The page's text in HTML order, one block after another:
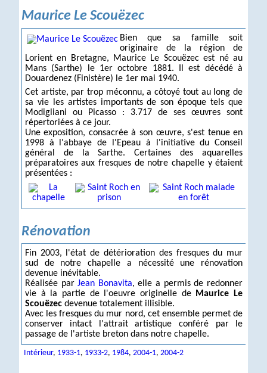
Maurice Le Scouëzec
Bien que sa famille soit
originaire de la région de
Lorient en Bretagne, Maurice Le Scouëzec est né au
Mans (Sarthe) le 1er octobre 1881. Il est décédé à
Douardenez (Finistère) le 1er mai 1940.
Cet artiste, par trop méconnu, a côtoyé tout au long de
sa vie les artistes importants de son époque tels que
Modigliani ou Picasso : 3.717 de ses œuvres sont
répertoriées à ce jour.
Une exposition, consacrée à son œuvre, s'est tenue en
1998 à l'abbaye de l'Epeau à l'initiative du Conseil
général de la Sarthe. Certaines des aquarelles
préparatoires aux fresques de notre chapelle y étaient
présentées :
Rénovation
Fin 2003, l'état de détérioration des fresques du mur
sud de notre chapelle a nécessité une rénovation
devenue inévitable.
Réalisée parJean Bonavita, elle a permis de redonner
vie à la partie de l'oeuvre originelle de Maurice Le
Scouëzecdevenue totalement illisible.
Avec les fresques du mur nord, cet ensemble permet de
conserver intact l'attrait artistique conféré par le
passage de l'artiste breton dans notre chapelle.
Intérieur, 1933-1, 1933-2, 1984,2004-1,2004-2